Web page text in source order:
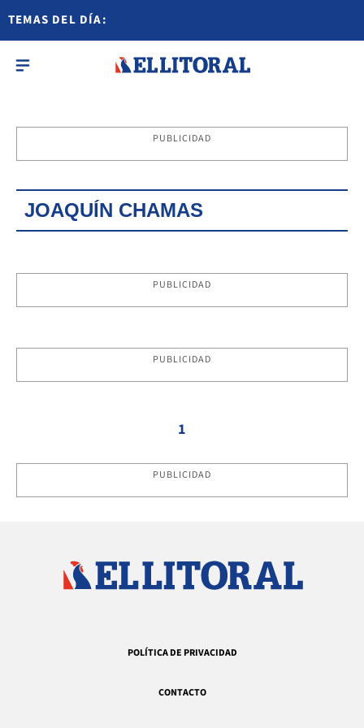
TEMAS DEL DÍA:
PUBLICIDAD
JOAQUÍN CHAMAS
PUBLICIDAD
PUBLICIDAD
1
PUBLICIDAD
POLÍTICA DE PRIVACIDAD
CONTACTO